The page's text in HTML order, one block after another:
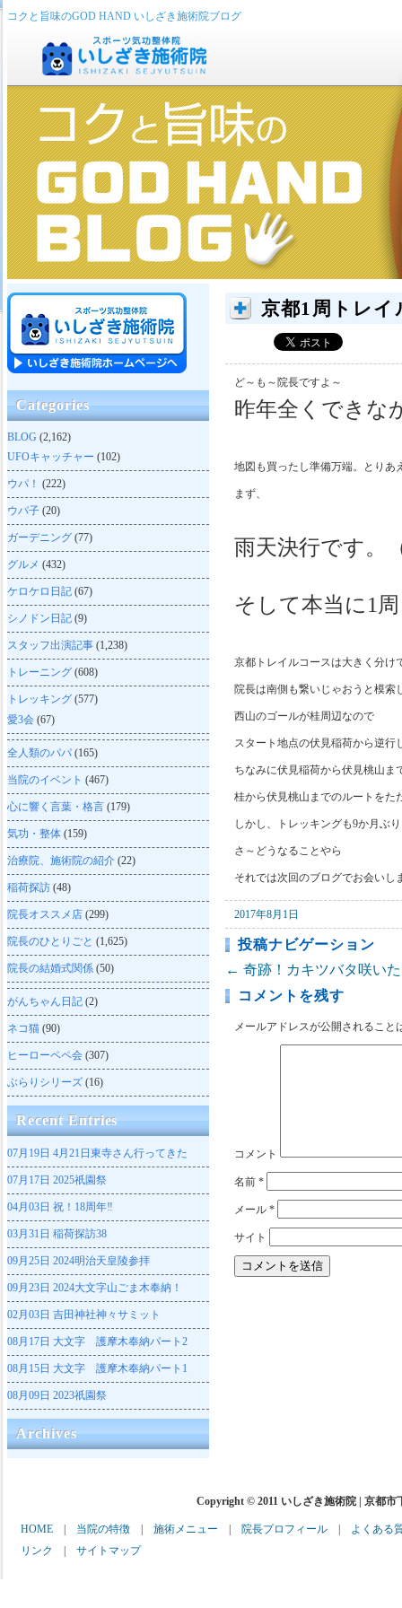
コクと旨味のGOD HAND いしざき施術院ブログ
京都1周トレイ
ど～も～院長ですよ～
昨年全くできな
地図も買ったし準備万端。とりあ
まず、
雨天決行です。
そして本当に1
京都トレイルコースは大きく分
院長は南側も繋いじゃおうと模索
西山のゴールが桂周辺なので
スタート地点の伏見稲荷から逆行
ちなみに伏見稲荷から伏見桃山ま
桂から伏見桃山までのルートをた
しかし、トレッキングも9か月ぶ
さ～どうなることやら
それでは次回のブログでお会い
2017年8月1日
投稿ナビゲーション
← 奇跡！カキツバタ咲い
コメントを残す
メールアドレスが公開されること
コメント
名前 *
メール *
サイト
Categories
BLOG (2,162)
UFOキャッチャー (102)
ウパ！ (222)
ウパ子 (20)
ガーデニング (77)
グルメ (432)
ケロケロ日記 (67)
シノドン日記 (9)
スタッフ出演記事 (1,238)
トレーニング (608)
トレッキング (577)
愛3会 (67)
全人類のパパ (165)
当院のイベント (467)
心に響く言葉・格言 (179)
気功・整体 (159)
治療院、施術院の紹介 (22)
稲荷探訪 (48)
院長オススメ店 (299)
院長のひとりごと (1,625)
院長の結婚式関係 (50)
がんちゃん日記 (2)
ネコ猫 (90)
ヒーローペペ会 (307)
ぶらりシリーズ (16)
Recent Entries
07月19日 4月21日東寺さん行ってきた
07月17日 2025祇園祭
04月03日 祝！18周年‼
03月31日 稲荷探訪38
09月25日 2024明治天皇陵参拝
09月23日 2024大文字山ごま木奉納！
02月03日 吉田神社神々サミット
08月17日 大文字 護摩木奉納パート2
08月15日 大文字 護摩木奉納パート1
08月09日 2023祇園祭
Archives
Copyright © 2011 いしざき施術院 | 京都
HOME 当院の特徴 施術メニュー 院長プロフィール
よくある
リンク
サイトマップ